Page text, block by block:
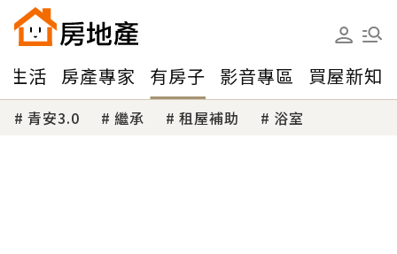
生活 房產專家 有房子 影音專區 買屋新知
青安3.0 繼承 租屋補助 浴室